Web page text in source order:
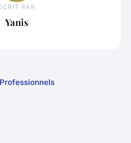
PAR
Yanis